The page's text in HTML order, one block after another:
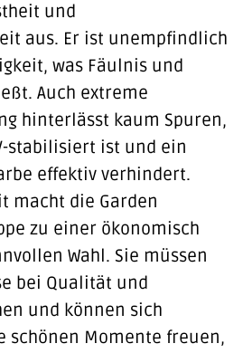
und
aus. Er ist unempfindlich
was Fäulnis und
Auch extreme
hinterlässt kaum Spuren,
stabilisiert ist und ein
effektiv verhindert.
macht die Garden
zu einer ökonomisch
Wahl. Sie müssen
bei Qualität und
und können sich
schönen Momente freuen,